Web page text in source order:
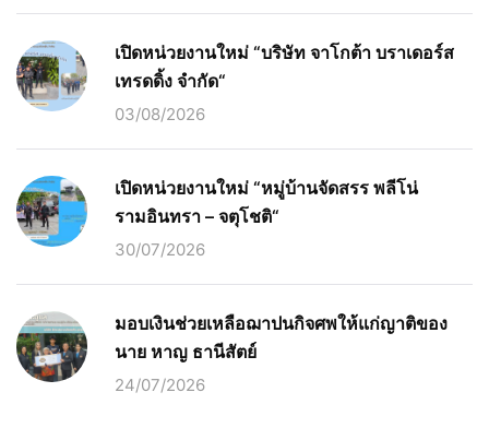
เปิดหน่วยงานใหม่ “บริษัท จาโกต้า บราเดอร์ส
เทรดดิ้ง จำกัด“
03/08/2026
เปิดหน่วยงานใหม่ “หมู่บ้านจัดสรร พลีโน่
รามอินทรา – จตุโชติ“
30/07/2026
มอบเงินช่วยเหลือฌาปนกิจศพให้แก่ญาติของ
นาย หาญ ธานีสัตย์
24/07/2026